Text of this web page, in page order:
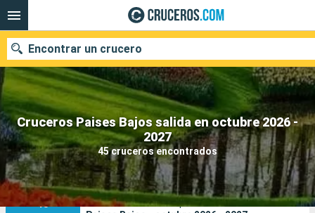
Cruceros Paises Bajos salida en octubre 2026 -
2027
45 cruceros encontrados
Encontrar un crucero
Nuestros destinos
Fecha de salida
Puertos Compañías
45
Sus criterios de búsqueda: